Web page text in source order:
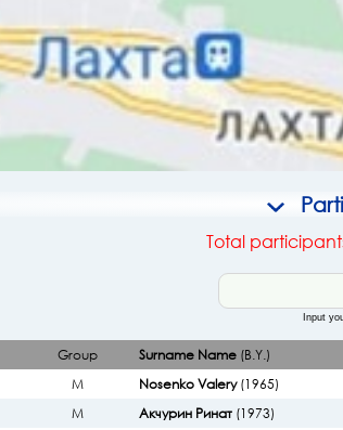
Total
Input
Group Surname Name (B.Y.)
М Nosenko Valery(1965)
М Акчурин Ринат (1973)